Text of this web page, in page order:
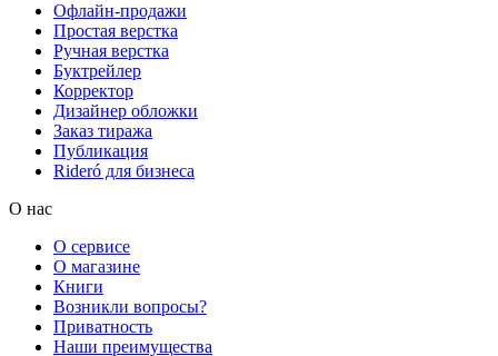
Офлайн-продажи
Простая верстка
Ручная верстка
Буктрейлер
Корректор
Дизайнер обложки
Заказ тиража
Публикация
Rideró для бизнеса
О нас
О сервисе
О магазине
Книги
Возникли вопросы?
Приватность
Наши преимущества